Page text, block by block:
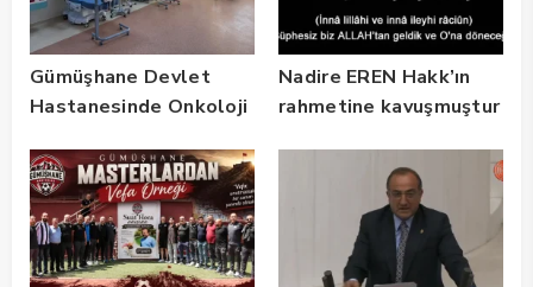
Gümüşhane Devlet
Hastanesinde Onkoloji
Hastaya Hizmet Verdi
Nadire EREN Hakk’ın
rahmetine kavuşmuştur